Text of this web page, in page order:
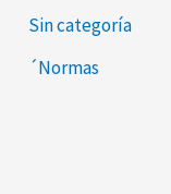
Sin categoría
´Normas